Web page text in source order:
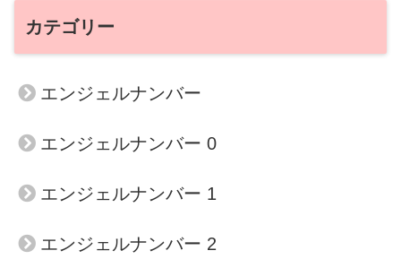
カテゴリー
エンジェルナンバー
エンジェルナンバー 0
エンジェルナンバー 1
エンジェルナンバー 2